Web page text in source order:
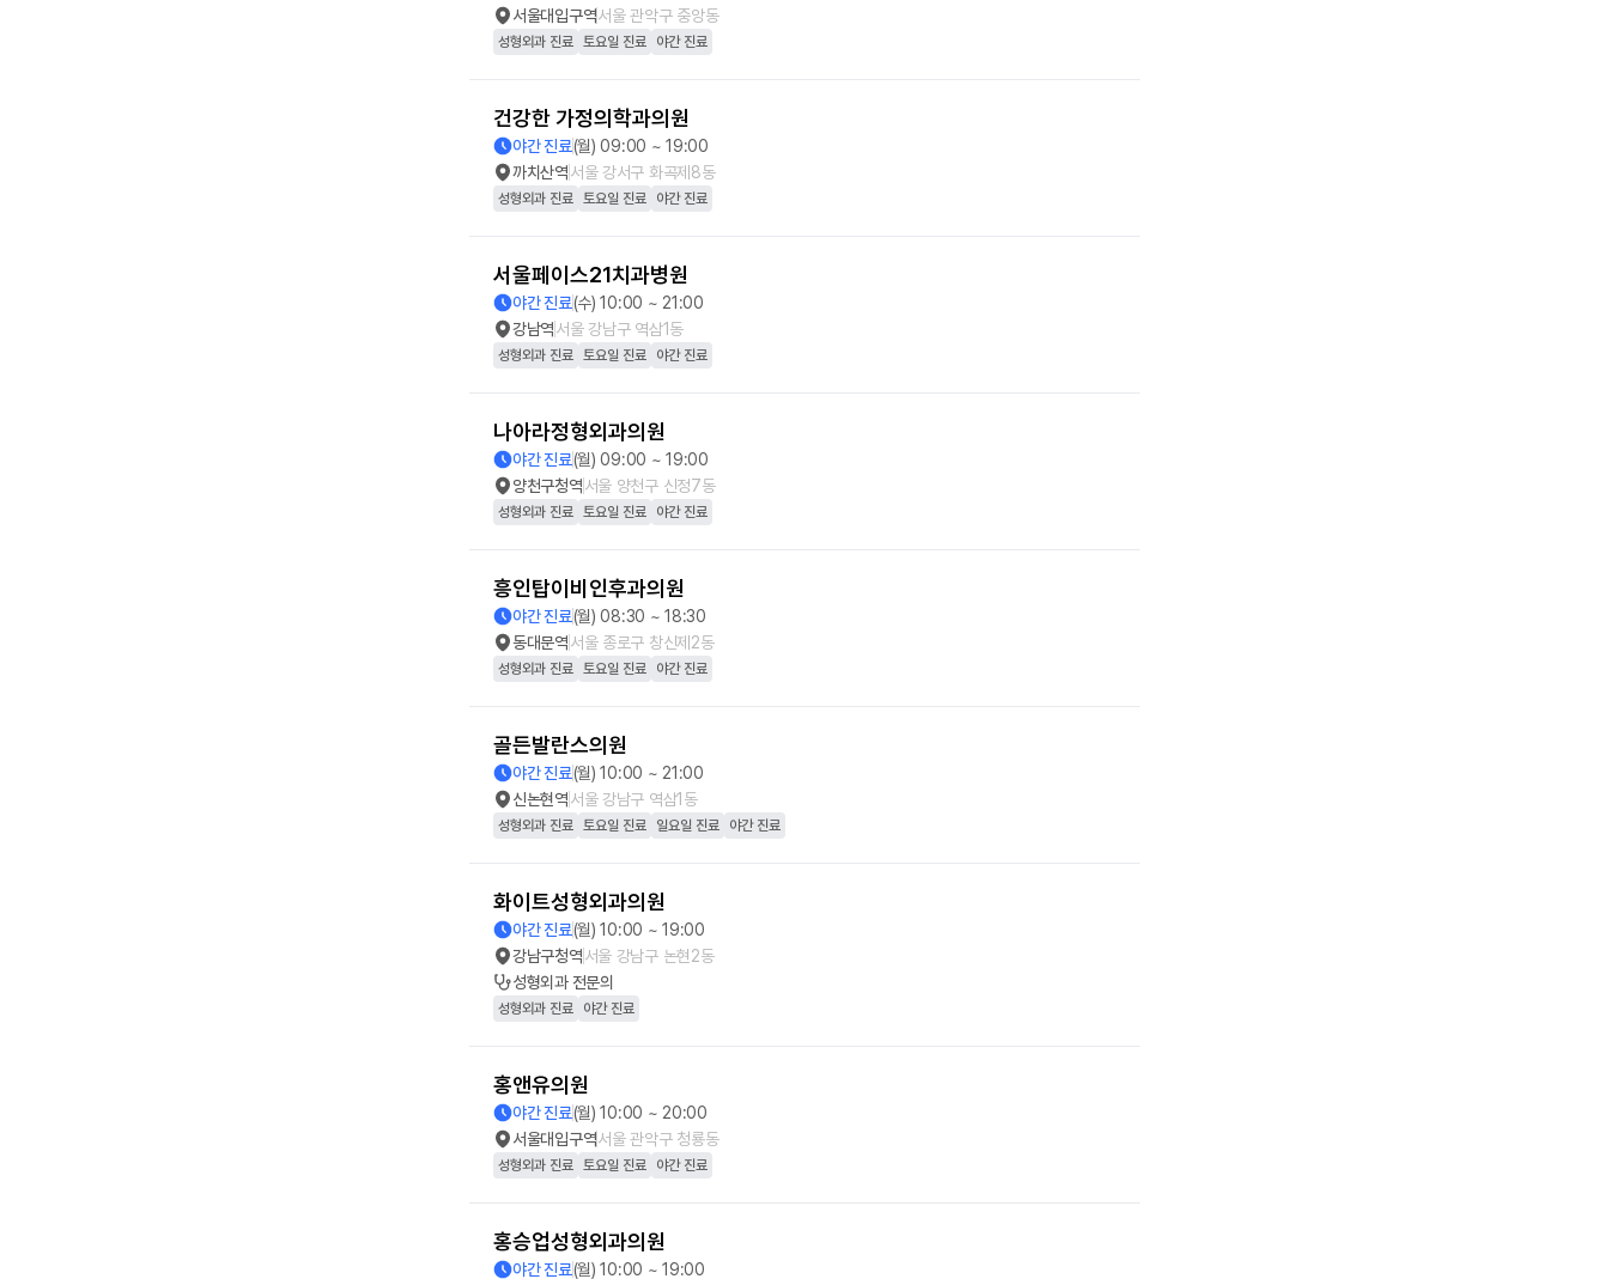
서울대입구역서울 관악구 중앙동
성형외과 진료 토요일 진료 야간 진료
건강한 가정의학과의원
야간 진료(월) 09:00 ~ 19:00
까치산역서울 강서구 화곡제8동
성형외과 진료 토요일 진료 야간 진료
서울페이스21치과병원
야간 진료(수) 10:00 ~ 21:00
강남역서울 강남구 역삼1동
성형외과 진료 토요일 진료 야간 진료
나아라정형외과의원
야간 진료(월) 09:00 ~ 19:00
양천구청역서울 양천구 신정7동
성형외과 진료 토요일 진료 야간 진료
흥인탑이비인후과의원
야간 진료(월) 08:30 ~ 18:30
동대문역서울 종로구 창신제2동
성형외과 진료 토요일 진료 야간 진료
골든발란스의원
야간 진료(월) 10:00 ~ 21:00
신논현역서울 강남구 역삼1동
성형외과 진료 토요일 진료 일요일 진료 야간 진료
화이트성형외과의원
야간 진료(월) 10:00 ~ 19:00
강남구청역서울 강남구 논현2동
성형외과전문의
성형외과 진료 야간 진료
홍앤유의원
야간 진료(월) 10:00 ~ 20:00
서울대입구역서울 관악구 청룡동
성형외과 진료 토요일 진료 야간 진료
홍승업성형외과의원
야간 진료(월) 10:00 ~ 19:00